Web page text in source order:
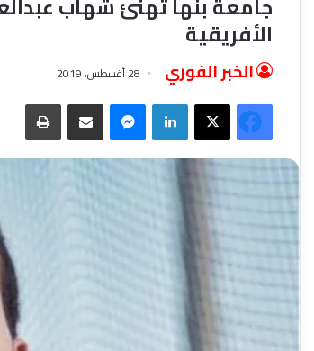
الأفريقية
الخبر الفوري 28 أغسطس، 2019
فيسبوك‫X لينكدإن ماسنجر مشاركة عبر البريد طباعة